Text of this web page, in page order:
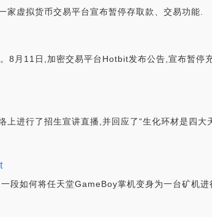
虚拟货币交易平台宣布暂停存取款、交易功能.
8月11日,加密交易平台Hotbit发布公告,宣布暂停
进行了招生宣讲直播,并回应了“生化环材是四大
段如何将任天堂GameBoy掌机变身为一台矿机进